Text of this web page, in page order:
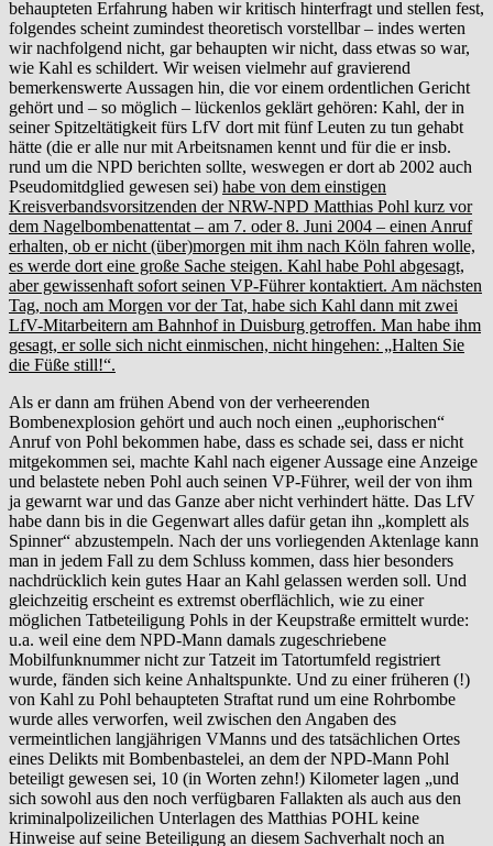
behaupteten Erfahrung haben wir kritisch hinterfragt und stellen fest,
folgendes scheint zumindest theoretisch vorstellbar – indes werten
wir nachfolgend nicht, gar behaupten wir nicht, dass etwas so war,
wie Kahl es schildert. Wir weisen vielmehr auf gravierend
bemerkenswerte Aussagen hin, die vor einem ordentlichen Gericht
gehört und – so möglich – lückenlos geklärt gehören: Kahl, der in
seiner Spitzeltätigkeit fürs LfV dort mit fünf Leuten zu tun gehabt
hätte (die er alle nur mit Arbeitsnamen kennt und für die er insb.
rund um die NPD berichten sollte, weswegen er dort ab 2002 auch
Pseudomitdglied gewesen sei) habe von dem einstigen
Kreisverbandsvorsitzenden der NRW-NPD Matthias Pohl kurz vor
dem Nagelbombenattentat – am 7. oder 8. Juni 2004 – einen Anruf
erhalten, ob er nicht (über)morgen mit ihm nach Köln fahren wolle,
es werde dort eine große Sache steigen. Kahl habe Pohl abgesagt,
aber gewissenhaft sofort seinen VP-Führer kontaktiert. Am nächsten
Tag, noch am Morgen vor der Tat, habe sich Kahl dann mit zwei
LfV-Mitarbeitern am Bahnhof in Duisburg getroffen. Man habe ihm
gesagt, er solle sich nicht einmischen, nicht hingehen: „Halten Sie
die Füße still!“.
Als er dann am frühen Abend von der verheerenden
Bombenexplosion gehört und auch noch einen „euphorischen“
Anruf von Pohl bekommen habe, dass es schade sei, dass er nicht
mitgekommen sei, machte Kahl nach eigener Aussage eine Anzeige
und belastete neben Pohl auch seinen VP-Führer, weil der von ihm
ja gewarnt war und das Ganze aber nicht verhindert hätte. Das LfV
habe dann bis in die Gegenwart alles dafür getan ihn „komplett als
Spinner“ abzustempeln. Nach der uns vorliegenden Aktenlage kann
man in jedem Fall zu dem Schluss kommen, dass hier besonders
nachdrücklich kein gutes Haar an Kahl gelassen werden soll. Und
gleichzeitig erscheint es extremst oberflächlich, wie zu einer
möglichen Tatbeteiligung Pohls in der Keupstraße ermittelt wurde:
u.a. weil eine dem NPD-Mann damals zugeschriebene
Mobilfunknummer nicht zur Tatzeit im Tatortumfeld registriert
wurde, fänden sich keine Anhaltspunkte. Und zu einer früheren (!)
von Kahl zu Pohl behaupteten Straftat rund um eine Rohrbombe
wurde alles verworfen, weil zwischen den Angaben des
vermeintlichen langjährigen VManns und des tatsächlichen Ortes
eines Delikts mit Bombenbastelei, an dem der NPD-Mann Pohl
beteiligt gewesen sei, 10 (in Worten zehn!) Kilometer lagen „und
sich sowohl aus den noch verfügbaren Fallakten als auch aus den
kriminalpolizeilichen Unterlagen des Matthias POHL keine
Hinweise auf seine Beteiligung an diesem Sachverhalt noch an